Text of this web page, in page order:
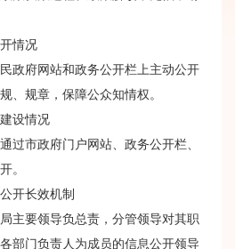
情况
政府网站和政务公开栏上主动公开
、规章，保障公众知情权。
设情况
过市政府门户网站、政务公开栏、
。
开长效机制
主要领导负总责，分管领导对其职
部门负责人为成员的信息公开领导